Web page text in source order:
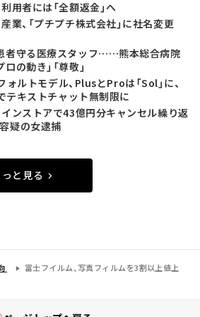
者には「全額返金」へ
産業、「プチプチ株式会社」に社名変更
者守る医療スタッフ……熊本総合病院
の動き」「尊敬」
ォルトモデル、PlusとProは「Sol」に、
テキストチャット無制限に
インストアで43億円分キャンセル繰り返
疑の女逮捕
と見る
富士フイルム、写真フィルムを3割以上値上